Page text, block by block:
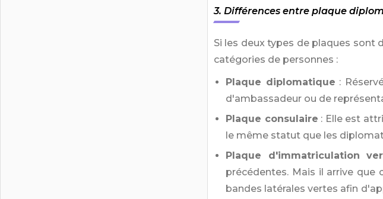
3. Différences entre plaque
Si les deux types de plaques sont
catégories de personnes :
Plaque diplomatique :
d'ambassadeur ou de
Plaque consulaire : Elle est
le même statut que les
Plaque d'immatriculation
précédentes. Mais il arrive
bandes latérales vertes afin